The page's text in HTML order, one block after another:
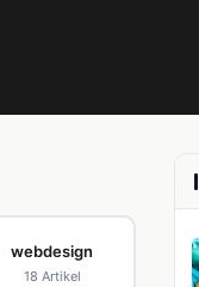
webdesign
18 Artikel